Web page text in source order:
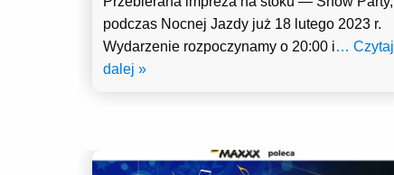
podczas Nocnej Jazdy już 18 lutego 2023 r.
Wydarzenie rozpoczynamy o 20:00 i… Czytaj
dalej »